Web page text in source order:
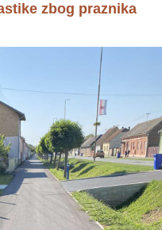
zbog praznika